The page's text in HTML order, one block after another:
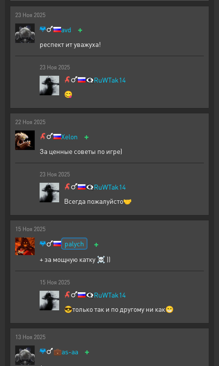
23 Ноя 2025
avd +
респект ит уважуха!
23 Ноя 2025
👁️‍🗨️RuWTak14
😋
22 Ноя 2025
Xelon +
За ценные советы по игре)
23 Ноя 2025
👁️‍🗨️RuWTak14
Всегда пожалуйсто🤝
15 Ноя 2025
palych +
+ за мощную катку ☠ ))
15 Ноя 2025
👁️‍🗨️RuWTak14
😎только так и по другому ни как😁
13 Ноя 2025
💼as-aa +